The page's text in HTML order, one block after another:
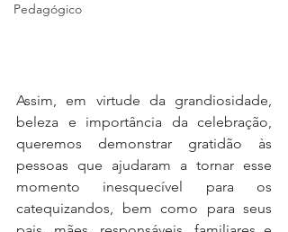
Pedagógico
Assim, em virtude da grandiosidade,
beleza e importância da celebração,
queremos demonstrar gratidão às
pessoas que ajudaram a tornar esse
momento inesquecível para os
catequizandos, bem como para seus